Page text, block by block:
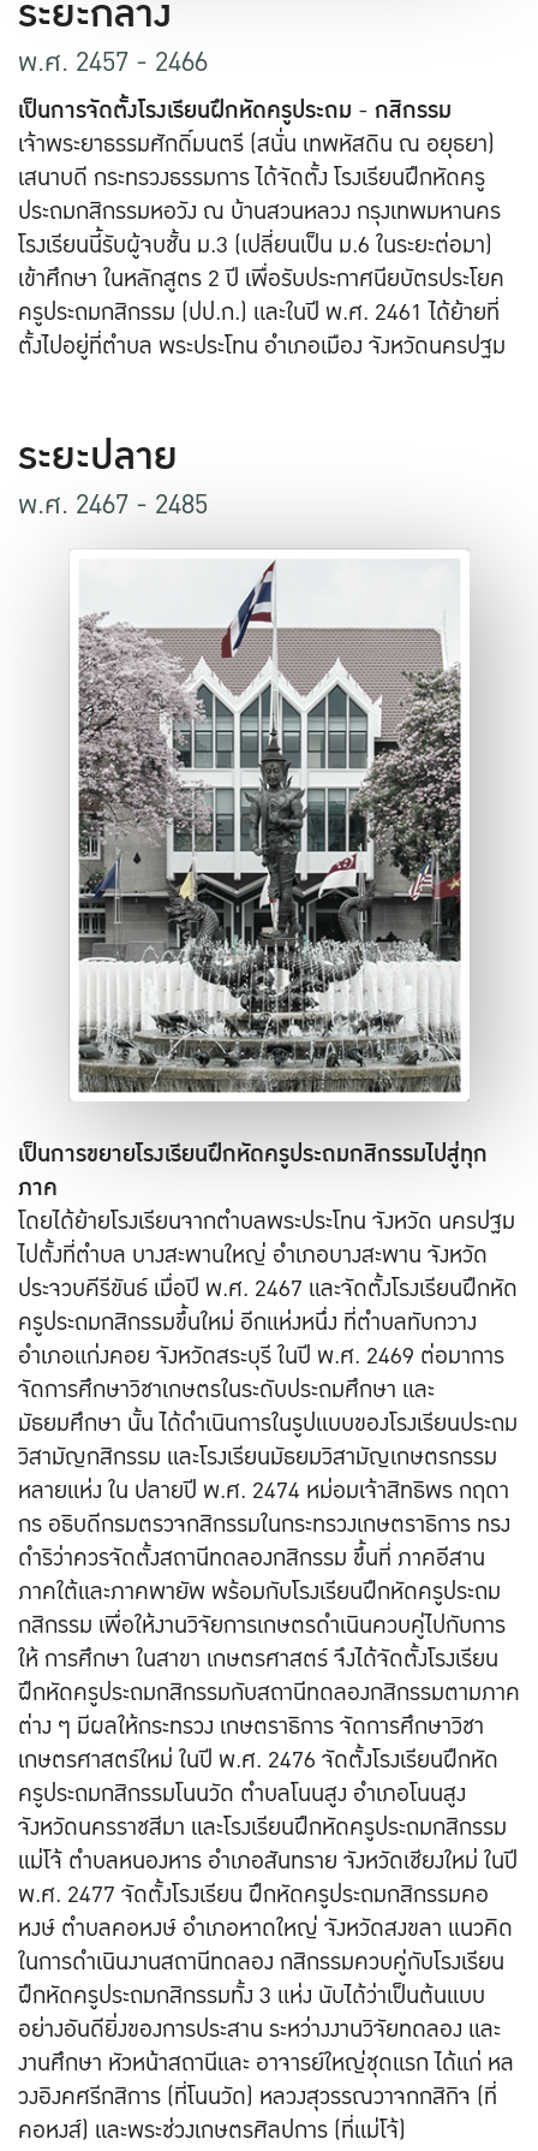
ระยะกลาง
พ.ศ. 2457 - 2466
เป็นการจัดตั้งโรงเรียนฝึกหัดครูประถม -กสิกรรม
เจ้าพระยาธรรมศักดิ์มนตรี (สนั่น เทพหัสดิน ณ อยุธยา)
เสนาบดี กระทรวงธรรมการ ได้จัดตั้ง โรงเรียนฝึกหัดครู
ประถมกสิกรรมหอวัง ณ บ้านสวนหลวง กรุงเทพมหานคร
โรงเรียนนี้รับผู้จบชั้น ม.3 (เปลี่ยนเป็น ม.6 ในระยะต่อมา)
เข้าศึกษา ในหลักสูตร 2 ปี เพื่อรับประกาศนียบัตรประโยค
ครูประถมกสิกรรม (ปป.ก.) และในปี พ.ศ. 2461 ได้ย้ายที่
ตั้งไปอยู่ที่ตำบล พระประโทน อำเภอเมือง จังหวัดนครปฐม
ระยะปลาย
พ.ศ. 2467 - 2485
เป็นการขยายโรงเรียนฝึกหัดครูประถมกสิกรรมไปสู่ทุก
ภาค
โดยได้ย้ายโรงเรียนจากตำบลพระประโทน จังหวัด นครปฐม
ไปตั้งที่ตำบล บางสะพานใหญ่ อำเภอบางสะพาน จังหวัด
ประจวบคีรีขันธ์ เมื่อปี พ.ศ. 2467 และจัดตั้งโรงเรียนฝึกหัด
ครูประถมกสิกรรมขึ้นใหม่ อีกแห่งหนึ่ง ที่ตำบลทับกวาง
อำเภอแก่งคอย จังหวัดสระบุรี ในปี พ.ศ. 2469 ต่อมาการ
จัดการศึกษาวิชาเกษตรในระดับประถมศึกษา และ
มัธยมศึกษา นั้น ได้ดำเนินการในรูปแบบของโรงเรียนประถม
วิสามัญกสิกรรม และโรงเรียนมัธยมวิสามัญเกษตรกรรม
หลายแห่ง ใน ปลายปี พ.ศ. 2474 หม่อมเจ้าสิทธิพร กฤดา
กร อธิบดีกรมตรวจกสิกรรมในกระทรวงเกษตราธิการ ทรง
ดำริว่าควรจัดตั้งสถานีทดลองกสิกรรม ขึ้นที่ ภาคอีสาน
ภาคใต้และภาคพายัพ พร้อมกับโรงเรียนฝึกหัดครูประถม
กสิกรรม เพื่อให้งานวิจัยการเกษตรดำเนินควบคู่ไปกับการ
ให้ การศึกษา ในสาขา เกษตรศาสตร์ จึงได้จัดตั้งโรงเรียน
ฝึกหัดครูประถมกสิกรรมกับสถานีทดลองกสิกรรมตามภาค
ต่าง ๆ มีผลให้กระทรวง เกษตราธิการ จัดการศึกษาวิชา
เกษตรศาสตร์ใหม่ ในปี พ.ศ. 2476 จัดตั้งโรงเรียนฝึกหัด
ครูประถมกสิกรรมโนนวัด ตำบลโนนสูง อำเภอโนนสูง
จังหวัดนครราชสีมา และโรงเรียนฝึกหัดครูประถมกสิกรรม
แม่โจ้ ตำบลหนองหาร อำเภอสันทราย จังหวัดเชียงใหม่ ในปี
พ.ศ. 2477 จัดตั้งโรงเรียน ฝึกหัดครูประถมกสิกรรมคอ
หงษ์ ตำบลคอหงษ์ อำเภอหาดใหญ่ จังหวัดสงขลา แนวคิด
ในการดำเนินงานสถานีทดลอง กสิกรรมควบคู่กับโรงเรียน
ฝึกหัดครูประถมกสิกรรมทั้ง 3 แห่ง นับได้ว่าเป็นต้นแบบ
อย่างอันดียิ่งของการประสาน ระหว่างงานวิจัยทดลอง และ
งานศึกษา หัวหน้าสถานีและ อาจารย์ใหญ่ชุดแรก ได้แก่ หล
วงอิงคศรีกสิการ (ที่โนนวัด) หลวงสุวรรณวาจกกสิกิจ (ที่
คอหงส์) และพระช่วงเกษตรศิลปการ (ที่แม่โจ้)